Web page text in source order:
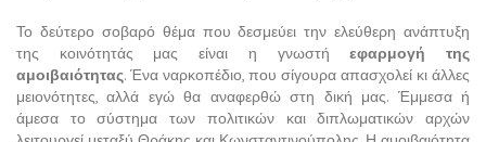
Το δεύτερο σοβαρό θέμα που δεσμεύει την ελεύθερη ανάπτυξη
της κοινότητάς μας είναι η γνωστήεφαρμογή της
αμοιβαιότητας. Ένα ναρκοπέδιο, που σίγουρα απασχολεί κι άλλες
μειονότητες, αλλά εγώ θα αναφερθώ στη δική μας. Έμμεσα ή
άμεσα το σύστημα των πολιτικών και διπλωματικών αρχών